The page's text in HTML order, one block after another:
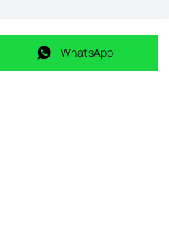
WhatsApp
WhatsApp